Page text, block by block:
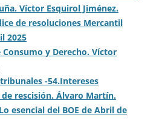
Víctor Esquirol Jiménez.
de resoluciones Mercantil
2025
y Derecho. Víctor
-54.Intereses
de rescisión. Álvaro Martín.
Lo esencial del BOE de Abril de